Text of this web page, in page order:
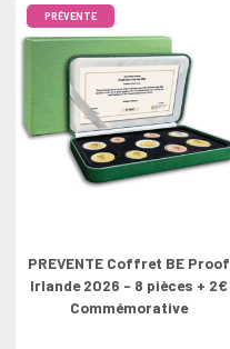
PRÉVENTE
PREVENTE Coffret BE Proof
Irlande 2026 - 8 pièces + 2€
Commémorative